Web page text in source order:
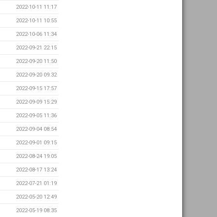
2022-10-11 11:17
2022-10-11 10:55
2022-10-06 11:34
2022-09-21 22:15
2022-09-20 11:50
2022-09-20 09:32
2022-09-15 17:57
2022-09-09 15:29
2022-09-05 11:36
2022-09-04 08:54
2022-09-01 09:15
2022-08-24 19:05
2022-08-17 13:24
2022-07-21 01:19
2022-05-20 12:49
2022-05-19 08:35